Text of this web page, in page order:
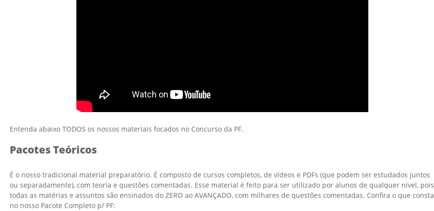
Entenda abaixo TODOS os nossos materiais focados no Concurso da PF.
Pacotes Teóricos
É o nosso tradicional material preparatório. É composto de cursos completos, de vídeos e PDFs (que podem ser estudados juntos
ou separadamente), com teoria e questões comentadas. Esse material é feito para ser utilizado por alunos de qualquer nível, pois
todas as matérias e assuntos são ensinados do ZERO ao AVANÇADO, com milhares de questões comentadas. Confira o que consta
no nosso Pacote Completo p/ PF: